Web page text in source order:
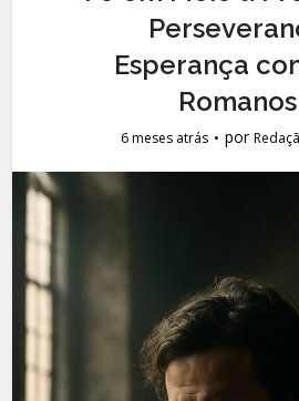
Esperança
6 meses atrás por